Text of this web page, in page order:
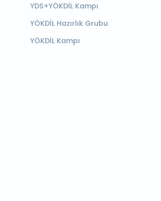
YDS+YÖKDİL Kampı
YÖKDİL Hazırlık Grubu
YÖKDİL Kampı